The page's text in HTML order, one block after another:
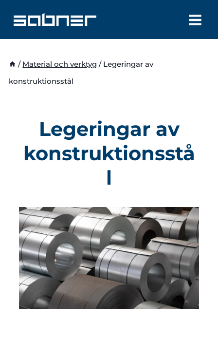
content
/ Material och verktyg / Legeringar av
konstruktionsstål
Legeringar av
konstruktionsstå
l